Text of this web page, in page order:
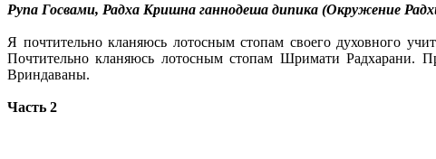
Рупа Госвами, Радха Кришна ганнодеша дипика (Окружение
Я почтительно кланяюсь лотосным стопам своего духовного
Почтительно кланяюсь лотосным стопам Шримати Радхарани.
Вриндаваны.
Часть 2